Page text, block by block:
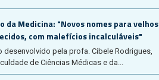
da Medicina: "Novos nomes para velhos
com malefícios incalculáveis"
desenvolvido pela profa. Cibele Rodrigues,
de Ciências Médicas e da...